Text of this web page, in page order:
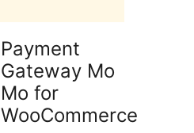
Payment
Gateway Mo
Mo for
WooCommerce